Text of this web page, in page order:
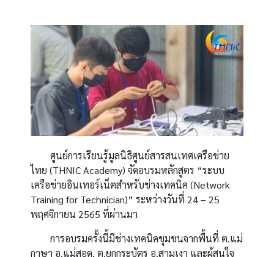
ศูนย์การเรียนรู้มูลนิธิศูนย์สารสนเทศเครือข่าย
ไทย (THNIC Academy) จัดอบรมหลักสูตร “ระบบ
เครือข่ายอินเทอร์เน็ตสำหรับช่างเทคนิค (Network
Training for Technician)” ระหว่างวันที่ 24 – 25
พฤศจิกายน 2565 ที่ผ่านมา
การอบรมครั้งนี้มีช่างเทคนิคชุมชนจากพื้นที่ ต.แม่
กาษา อ.แม่สอด, ต.ยกกระบัตร อ.สามเงา และผู้สนใจ